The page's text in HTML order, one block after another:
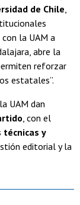
de Chile,
la UAM a
abre la
reforzar
estatales”.
UAM dan
, con el
técnicas y
editorial y la